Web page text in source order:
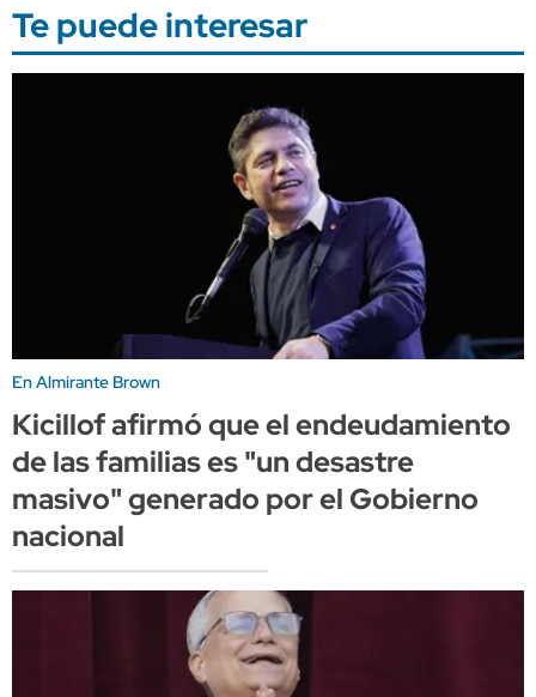
Te puede interesar
En Almirante Brown
Kicillof afirmó que el endeudamiento
de las familias es "un desastre
masivo" generado por el Gobierno
nacional